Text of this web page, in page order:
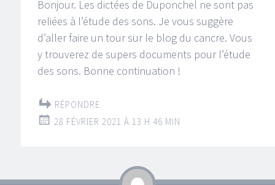
Bonjour. Les dictées de Duponchel ne sont pas
reliées à l’étude des sons. Je vous suggère
d’aller faire un tour sur le blog du cancre. Vous
y trouverez de supers documents pour l’étude
des sons. Bonne continuation !
RÉPONDRE
28 FÉVRIER 2021 À 13 H 46 MIN